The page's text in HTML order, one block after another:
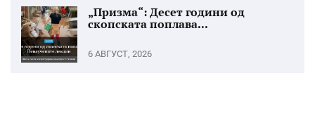
„Призма“: Десет години од
скопската поплава...
6 АВГУСТ, 2026